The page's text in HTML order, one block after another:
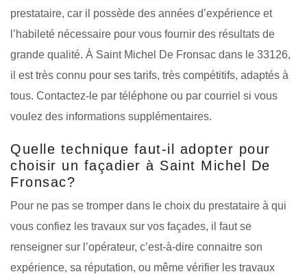
prestataire, car il possède des années d’expérience et
l’habileté nécessaire pour vous fournir des résultats de
grande qualité. À Saint Michel De Fronsac dans le 33126,
il est très connu pour ses tarifs, très compétitifs, adaptés à
tous. Contactez-le par téléphone ou par courriel si vous
voulez des informations supplémentaires.
Quelle technique faut-il adopter pour
choisir un façadier à Saint Michel De
Fronsac?
Pour ne pas se tromper dans le choix du prestataire à qui
vous confiez les travaux sur vos façades, il faut se
renseigner sur l’opérateur, c’est-à-dire connaitre son
expérience, sa réputation, ou même vérifier les travaux